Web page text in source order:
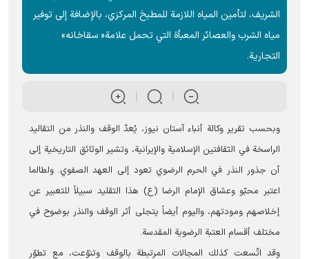
الشریف، لتأمين المياه اللازمة للمطبخ المركزي، بالإضافة إلى توفير
مياه الشرب والعصائر المعبأة التي تحمل علامة« سقاخانه»
التجارية.
وبحسب تقریر وکالة أنباء آستان نيوز، يُعدّ الوقف والنذر من التقاليد
الراسخة في الثقافتين الإسلامية والإيرانية، وتشير الوثائق التاريخية إلى
أن جذور النذر في الحرم الرضوي تعود إلى العهد الصفوي. ولطالما
اعتبر محبّو وعشاق الإمام الرضا (ع) هذا التقليد سبيلاً للتعبير عن
إخلاصهم ومودتهم، واليوم أيضاً يتجلى أثر الوقف والنذر بوضوح في
مختلف أقسام العتبة الرضوية المقدسة.
وقد اتّسعت كذلك المجالات المرتبطة بالوقف وتنوّعت، مع تطوّر